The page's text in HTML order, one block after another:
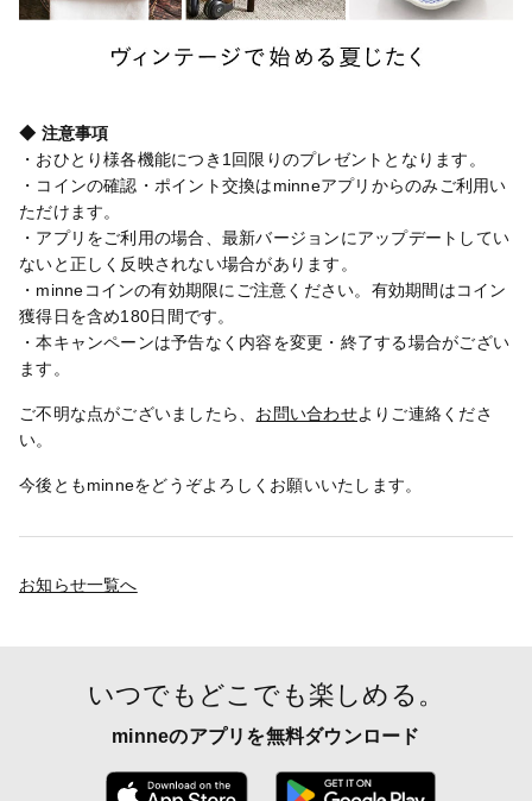
◆ 注意事項
・おひとり様各機能につき1回限りのプレゼントとなります。
・コインの確認・ポイント交換はminneアプリからのみご利用い
ただけます。
・アプリをご利用の場合、最新バージョンにアップデートしてい
ないと正しく反映されない場合があります。
・minneコインの有効期限にご注意ください。有効期間はコイン
獲得日を含め180日間です。
・本キャンペーンは予告なく内容を変更・終了する場合がござい
ます。
ご不明な点がございましたら、 お問い合わせよりご連絡くださ
い。
今後ともminneをどうぞよろしくお願いいたします。
お知らせ一覧へ
いつでもどこでも楽しめる。
minneのアプリを無料ダウンロード
App Store からダウンロード